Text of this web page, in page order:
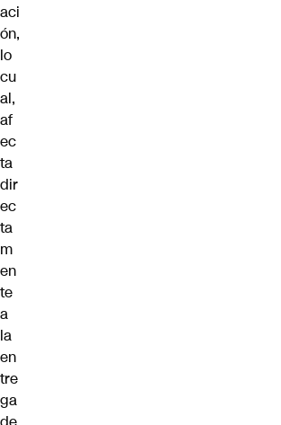
aci
ón,
lo
cu
al,
af
ec
ta
dir
ec
ta
m
en
te
a
la
en
tre
ga